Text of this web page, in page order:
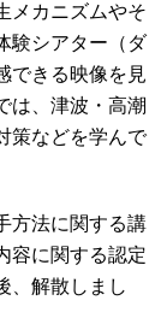
メカニズムやそ
験シアター（ダ
できる映像を見
は、津波・高潮
策などを学んで
方法に関する講
容に関する認定
、解散しまし